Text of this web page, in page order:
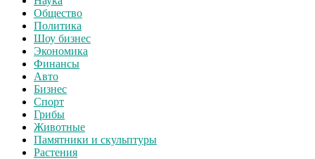
Общество
Политика
Шоу бизнес
Экономика
Финансы
Авто
Бизнес
Спорт
Грибы
Животные
Памятники и скульптуры
Растения